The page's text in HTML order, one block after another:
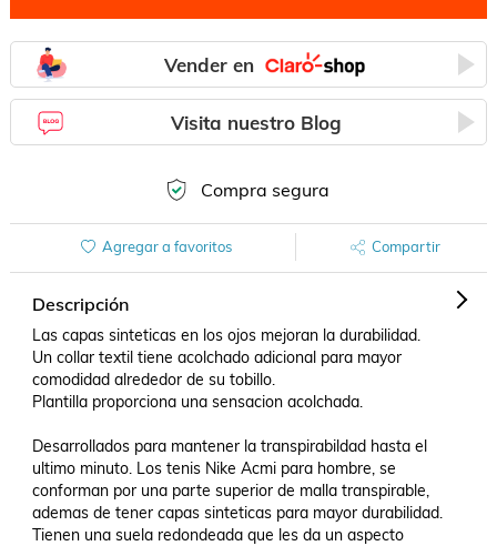
Vender en
Visita nuestro Blog
Compra segura
Agregar a favoritos Compartir
Descripción
Las capas sinteticas en los ojos mejoran la durabilidad.
Un collar textil tiene acolchado adicional para mayor
comodidad alrededor de su tobillo.
Plantilla proporciona una sensacion acolchada.
Desarrollados para mantener la transpirabildad hasta el
ultimo minuto. Los tenis Nike Acmi para hombre, se
conforman por una parte superior de malla transpirable,
ademas de tener capas sinteticas para mayor durabilidad.
Tienen una suela redondeada que les da un aspecto